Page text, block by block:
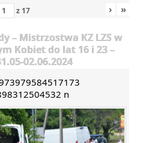
z 17 › »
– Mistrzostwa KZ LZS w
Kobiet do lat 16 i 23 –
02.06.2024
n